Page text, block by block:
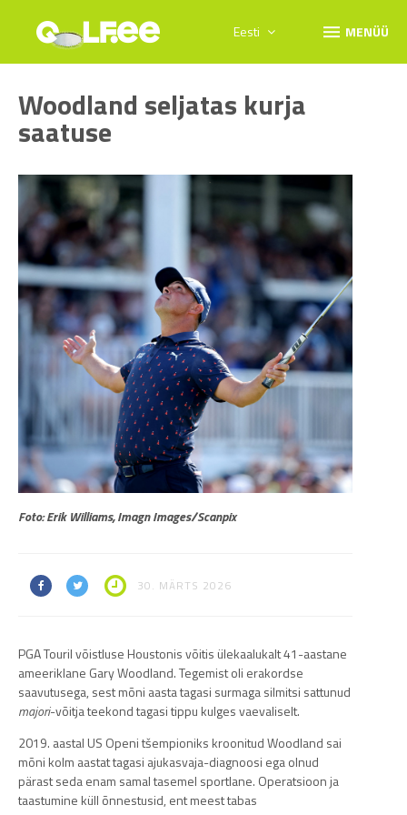
Eesti menu MENÜÜ
Woodland seljatas kurja
saatuse
Foto: Erik Williams, Imagn Images/Scanpix
30. MÄRTS 2026
PGA Touril võistluse Houstonis võitis ülekaalukalt 41-aastane
ameeriklane Gary Woodland. Tegemist oli erakordse
saavutusega, sest mõni aasta tagasi surmaga silmitsi sattunud
majori-võitja teekond tagasi tippu kulges vaevaliselt.
2019. aastal US Openi tšempioniks kroonitud Woodland sai
mõni kolm aastat tagasi ajukasvaja-diagnoosi ega olnud
pärast seda enam samal tasemel sportlane. Operatsioon ja
taastumine küll õnnestusid, ent meest tabas